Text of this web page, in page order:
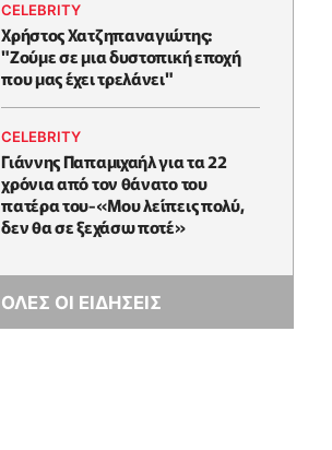
CELEBRITY
Χρήστος Χατζηπαναγιώτης:
"Ζούμε σε μια δυστοπική εποχή
που μας έχει τρελάνει"
CELEBRITY
Γιάννης Παπαμιχαήλ για τα 22
χρόνια από τον θάνατο του
πατέρα του-«Μου λείπεις πολύ,
δεν θα σε ξεχάσω ποτέ»
ΟΛΕΣ ΟΙ ΕΙΔΗΣΕΙΣ